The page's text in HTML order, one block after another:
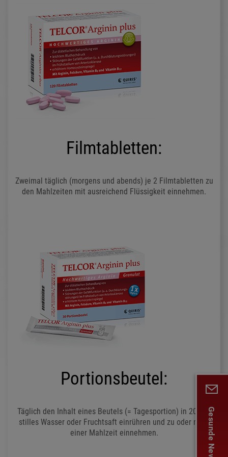
Filmtabletten:
Zweimal täglich (morgens und abends) je 2 Filmtabletten zu
den Mahlzeiten mit ausreichend Flüssigkeit einnehmen.
Portionsbeutel:
Täglich den Inhalt eines Beutels (= Tagesportion) in 200 ml
stilles Wasser oder Fruchtsaft einrühren und zu oder nach
einer Mahlzeit einnehmen.